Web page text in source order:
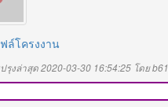
ล์โครงงาน
รุงล่าสุด 2020-03-30 16:54:25 โดย